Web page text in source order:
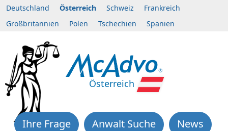
Deutschland Österreich Schweiz
Frankreich
Großbritannien
Polen Tschechien Spanien
Österreich
News
Anwalt Suche
Ihre Frage